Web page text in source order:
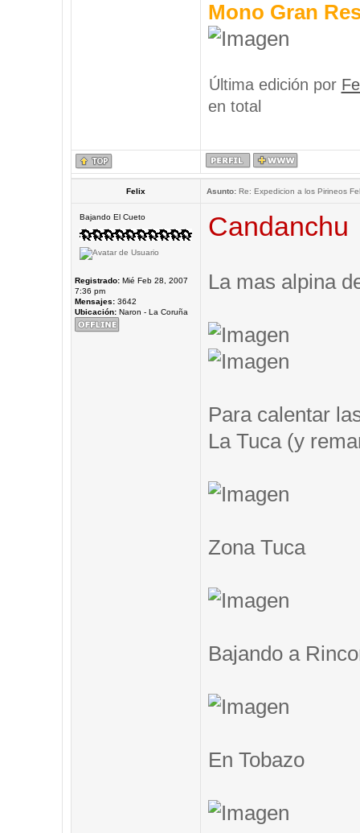
Mono Gran
Última edición por
en total
Felix Asunto:Re: Expedicion a los Pirineos
Bajando El Cueto
Registrado:Mié Feb 28, 2007
7:36 pm
Mensajes:3642
Ubicación:Naron - La Coruña
Candanchu
La mas alpina
Para calentar
La Tuca (y
Zona Tuca
Bajando a
En Tobazo